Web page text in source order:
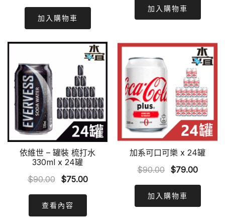
was:
$80.00.$76.00.
加入購物車
was:
$90.00.
加入購物車
依維世 – 罐裝 梳打水
330ml x 24罐
$90.00
Original
was:
$90.00.
$75.00Current
查看內容
加系可口可樂 x 24罐
$90.00 Original
was:
$90.00.
$79.00
加入購物車